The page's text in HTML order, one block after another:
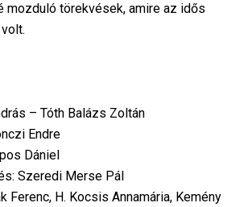
mozduló törekvések, amire az idős
– Tóth Balázs Zoltán
Endre
Dániel
Szeredi Merse Pál
Ferenc, H. Kocsis Annamária, Kemény